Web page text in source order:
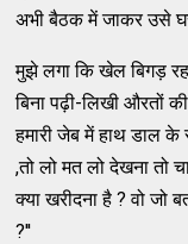
अभी बैठक में जाकर उसे
मुझे लगा कि खेल बिगड़
बिना पढ़ी-लिखी औरतों
हमारी जेब में हाथ डाल
,तो लो मत लो देखना तो
क्या खरीदना है ? वो जो
?''